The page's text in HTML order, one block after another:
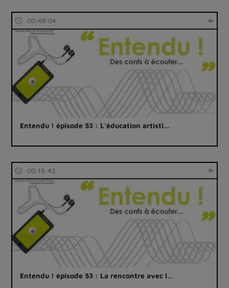
00:48:04
Entendu ! épisode 53 : L’éducation artisti…
00:19:42
Entendu ! épisode 53 : La rencontre avec l…